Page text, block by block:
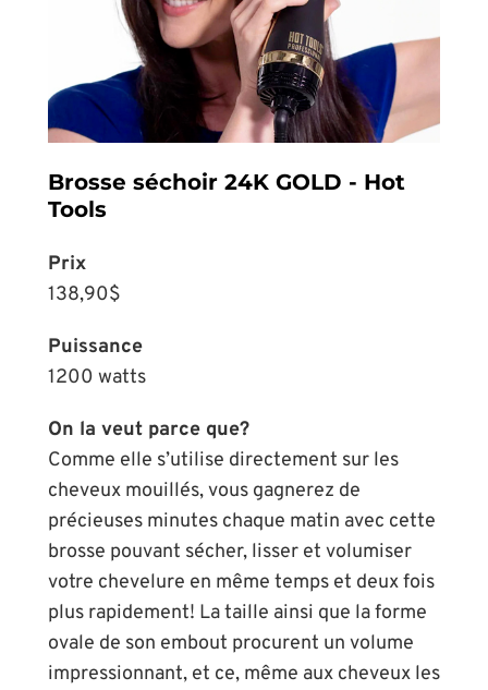
Brosse séchoir 24K GOLD - Hot
Tools
Prix
138,90$
Puissance
1200 watts
On la veut parce que?
Comme elle s’utilise directement sur les
cheveux mouillés, vous gagnerez de
précieuses minutes chaque matin avec cette
brosse pouvant sécher, lisser et volumiser
votre chevelure en même temps et deux fois
plus rapidement! La taille ainsi que la forme
ovale de son embout procurent un volume
impressionnant, et ce, même aux cheveux les